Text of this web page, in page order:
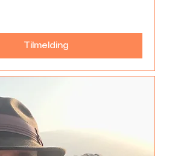
Tilmelding